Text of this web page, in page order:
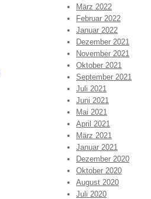
März 2022
Februar 2022
Januar 2022
Dezember 2021
November 2021
Oktober 2021
September 2021
Juli 2021
Juni 2021
Mai 2021
April 2021
März 2021
Januar 2021
Dezember 2020
Oktober 2020
August 2020
Juli 2020